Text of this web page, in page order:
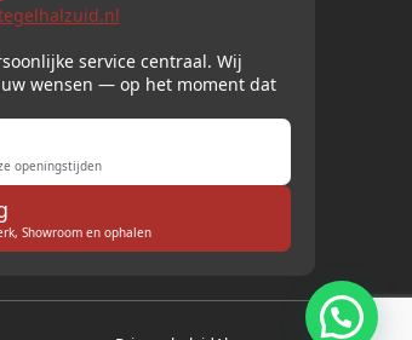
service centraal. Wij
wensen — op het moment dat
openingstijden
Showroom en ophalen